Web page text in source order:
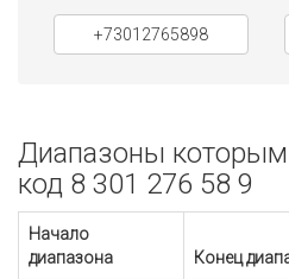
+73012765898
Диапазоны
код 8 301 276 58 9
Начало
диапазона
Конец